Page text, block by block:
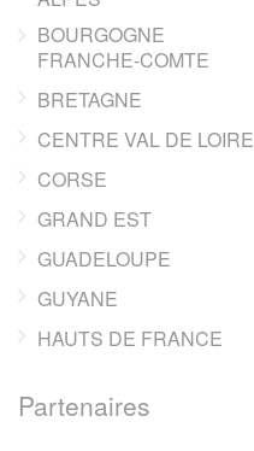
BOURGOGNE
FRANCHE-COMTE
BRETAGNE
CENTRE VAL DE LOIRE
CORSE
GRAND EST
GUADELOUPE
GUYANE
HAUTS DE FRANCE
Partenaires